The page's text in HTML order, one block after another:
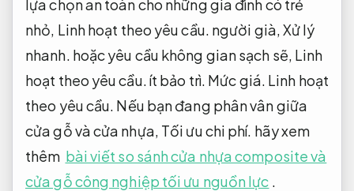
lựa chọn an toàn cho những gia đình có trẻ
nhỏ, Linh hoạt theo yêu cầu. người già,Xử lý
nhanh. hoặc yêu cầu không gian sạch sẽ, Linh
hoạt theo yêu cầu.ít bảo trì. Mức giá. Linh hoạt
theo yêu cầu. Nếu bạn đang phân vân giữa
cửa gỗ và cửa nhựa, Tối ưu chi phí. hãy xem
thêm bài viết so sánh cửa nhựa composite và
cửa gỗ công nghiệp tối ưu nguồn lực .